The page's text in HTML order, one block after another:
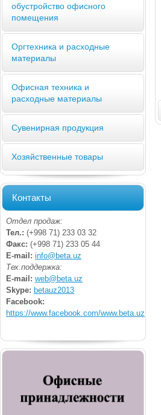
обустройство офисного
помещения
Оргтехника и расходные
материалы
Офисная техника и
расходные материалы
Сувенирная продукция
Хозяйственные товары
Контакты
Отдел продаж:
Тел.: (+998 71) 233 03 32
Факс: (+998 71) 233 05 44
E-mail: info@beta.uz
Тех.поддержка:
E-mail: web@beta.uz
Skype: betauz2013
Facebook:
https://www.facebook.com/www.beta.uz